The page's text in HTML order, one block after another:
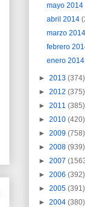
mayo 2014
abril 2014
marzo
febrero
enero
► 2013 (374)
► 2012 (375)
► 2011 (385)
► 2010 (420)
► 2009 (758)
► 2008 (939)
► 2007
► 2006 (392)
► 2005 (391)
► 2004 (380)